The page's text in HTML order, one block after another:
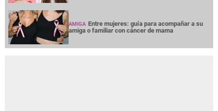
AMIGA Entre mujeres: guía para acompañar a su
amiga o familiar con cáncer de mama